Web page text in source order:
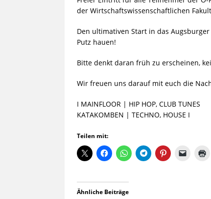
der Wirtschaftswissenschaftlichen
Den ultimativen Start in das
Putz hauen!
Bitte denkt daran früh zu erscheinen,
Wir freuen uns darauf mit euch die
I MAINFLOOR | HIP HOP, CLUB TUNES
KATAKOMBEN | TECHNO, HOUSE I
Teilen mit:
Ähnliche Beiträge